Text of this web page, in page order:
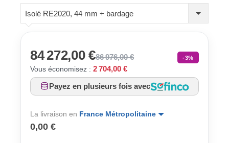
Isolé RE2020, 44 mm + bardage
84 272,00 €86 976,00 € -3%
Vous économisez : 2 704,00 €
Payez en plusieurs fois avec
La livraison en France Métropolitaine
0,00 €